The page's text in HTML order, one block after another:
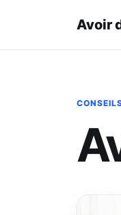
Avoir